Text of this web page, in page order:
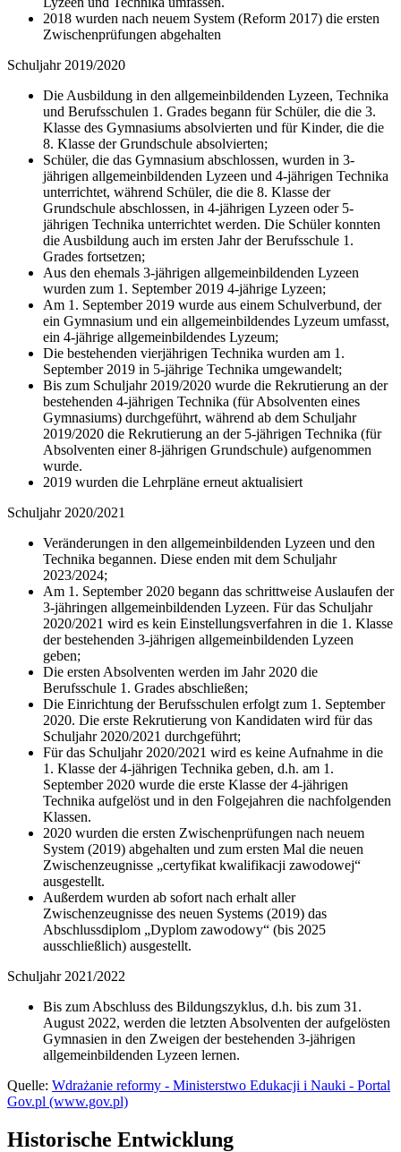
2018 wurden nach neuem System (Reform 2017) die ersten
Zwischenprüfungen abgehalten
Schuljahr 2019/2020
Die Ausbildung in den allgemeinbildenden Lyzeen, Technika
und Berufsschulen 1. Grades begann für Schüler, die die 3.
Klasse des Gymnasiums absolvierten und für Kinder, die die
8. Klasse der Grundschule absolvierten;
Schüler, die das Gymnasium abschlossen, wurden in 3-
jährigen allgemeinbildenden Lyzeen und 4-jährigen Technika
unterrichtet, während Schüler, die die 8. Klasse der
Grundschule abschlossen, in 4-jährigen Lyzeen oder 5-
jährigen Technika unterrichtet werden. Die Schüler konnten
die Ausbildung auch im ersten Jahr der Berufsschule 1.
Grades fortsetzen;
Aus den ehemals 3-jährigen allgemeinbildenden Lyzeen
wurden zum 1. September 2019 4-jährige Lyzeen;
Am 1. September 2019 wurde aus einem Schulverbund, der
ein Gymnasium und ein allgemeinbildendes Lyzeum umfasst,
ein 4-jährige allgemeinbildendes Lyzeum;
Die bestehenden vierjährigen Technika wurden am 1.
September 2019 in 5-jährige Technika umgewandelt;
Bis zum Schuljahr 2019/2020 wurde die Rekrutierung an der
bestehenden 4-jährigen Technika (für Absolventen eines
Gymnasiums) durchgeführt, während ab dem Schuljahr
2019/2020 die Rekrutierung an der 5-jährigen Technika (für
Absolventen einer 8-jährigen Grundschule) aufgenommen
wurde.
2019 wurden die Lehrpläne erneut aktualisiert
Schuljahr 2020/2021
Veränderungen in den allgemeinbildenden Lyzeen und den
Technika begannen. Diese enden mit dem Schuljahr
2023/2024;
Am 1. September 2020 begann das schrittweise Auslaufen der
3-jähringen allgemeinbildenden Lyzeen. Für das Schuljahr
2020/2021 wird es kein Einstellungsverfahren in die 1. Klasse
der bestehenden 3-jährigen allgemeinbildenden Lyzeen
geben;
Die ersten Absolventen werden im Jahr 2020 die
Berufsschule 1. Grades abschließen;
Die Einrichtung der Berufsschulen erfolgt zum 1. September
2020. Die erste Rekrutierung von Kandidaten wird für das
Schuljahr 2020/2021 durchgeführt;
Für das Schuljahr 2020/2021 wird es keine Aufnahme in die
1. Klasse der 4-jährigen Technika geben, d.h. am 1.
September 2020 wurde die erste Klasse der 4-jährigen
Technika aufgelöst und in den Folgejahren die nachfolgenden
Klassen.
2020 wurden die ersten Zwischenprüfungen nach neuem
System (2019) abgehalten und zum ersten Mal die neuen
Zwischenzeugnisse „certyfikat kwalifikacji zawodowej“
ausgestellt.
Außerdem wurden ab sofort nach erhalt aller
Zwischenzeugnisse des neuen Systems (2019) das
Abschlussdiplom „Dyplom zawodowy“ (bis 2025
ausschließlich) ausgestellt.
Schuljahr 2021/2022
Bis zum Abschluss des Bildungszyklus, d.h. bis zum 31.
August 2022, werden die letzten Absolventen der aufgelösten
Gymnasien in den Zweigen der bestehenden 3-jährigen
allgemeinbildenden Lyzeen lernen.
Quelle: Wdrażanie reformy - Ministerstwo Edukacji i Nauki - Portal
Gov.pl (www.gov.pl)
Historische Entwicklung